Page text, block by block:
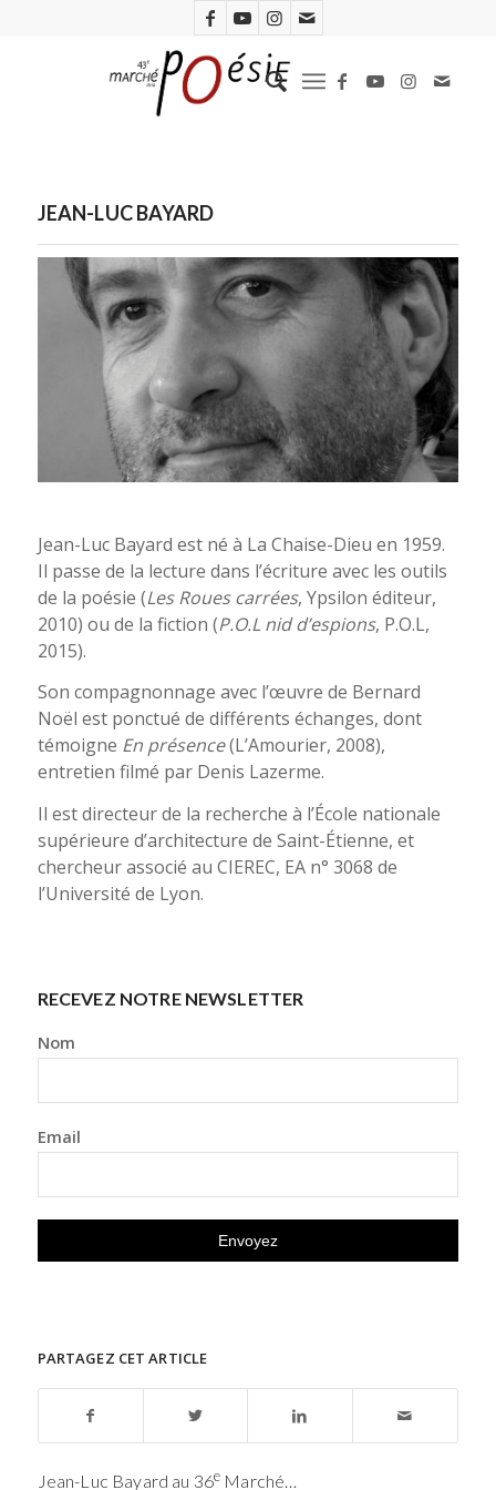
JEAN-LUC BAYARD
Photo : Pol
Jean-Luc Bayard est né à La Chaise-Dieu en 1959.
Il passe de la lecture dans l’écriture avec les outils
de la poésie (Les Roues carrées, Ypsilon éditeur,
2010) ou de la fiction (P.O.L nid d’espions, P.O.L,
2015).
Son compagnonnage avec l’œuvre de Bernard
Noël est ponctué de différents échanges, dont
témoigne En présence(L’Amourier, 2008),
entretien filmé par Denis Lazerme.
Il est directeur de la recherche à l’École nationale
supérieure d’architecture de Saint-Étienne, et
chercheur associé au CIEREC, EA n° 3068 de
l’Université de Lyon.
RECEVEZ NOTRE NEWSLETTER
Nom
Email
PARTAGEZ CET ARTICLE
Jean-Luc Bayard au 36e Marché…